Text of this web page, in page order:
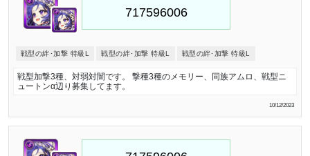
戦型の絆･加撃 特級L 戦型の絆･加撃 特級L 戦型の絆･加撃 特級L
戦型加撃3種、対弱対闇です。 撃種3種のメモリー、同族アムロ、戦型ニ
ュートンα辺り募集してます。
10/12/2023